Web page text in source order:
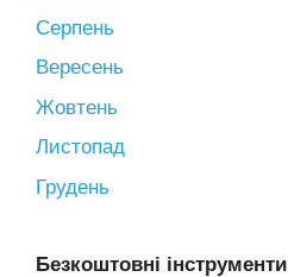
Серпень
Вересень
Жовтень
Листопад
Грудень
Безкоштовні інструменти